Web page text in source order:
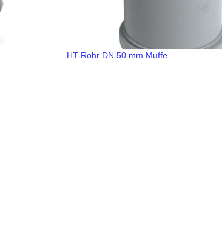
HT-Rohr DN 50 mm Muffe